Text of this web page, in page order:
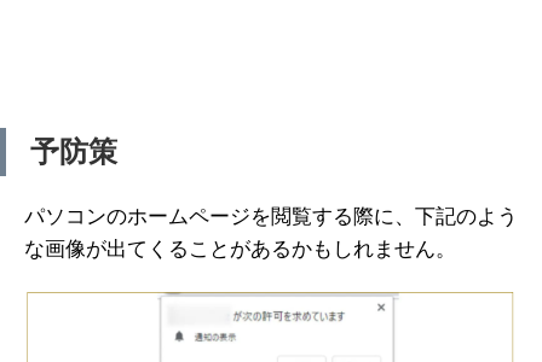
予防策
パソコンのホームページを閲覧する際に、下記のよう
な画像が出てくることがあるかもしれません。